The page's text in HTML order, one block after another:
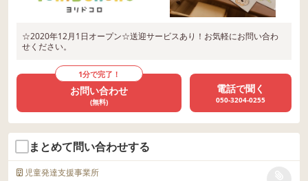
☆2020年12月1日オープン☆送迎サービスあり！お気軽にお問い合わ
せください。
1分で完了！
お問い合わせ
(無料)
電話で聞く
050-3204-0255
まとめて問い合わせする
児童発達支援事業所